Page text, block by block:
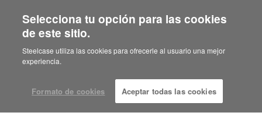
Are you in United States?
Would you like to see Products we sell in
your region?
English
Español
Ideas de planificación
Selecciona tu opción para las cookies
de este sitio.
Steelcase utiliza las cookies para ofrecerle al usuario una mejor
experiencia.
Formato de cookies Aceptar todas las cookies